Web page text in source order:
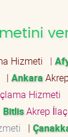
Hizmeti |
| Ankara
Hizmeti
BitlisAkrep
|